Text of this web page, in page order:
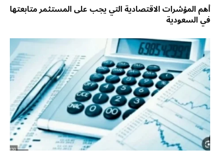
أهم المؤشرات الاقتصادية التي يجب على المستثمر متابعتها
في السعودية